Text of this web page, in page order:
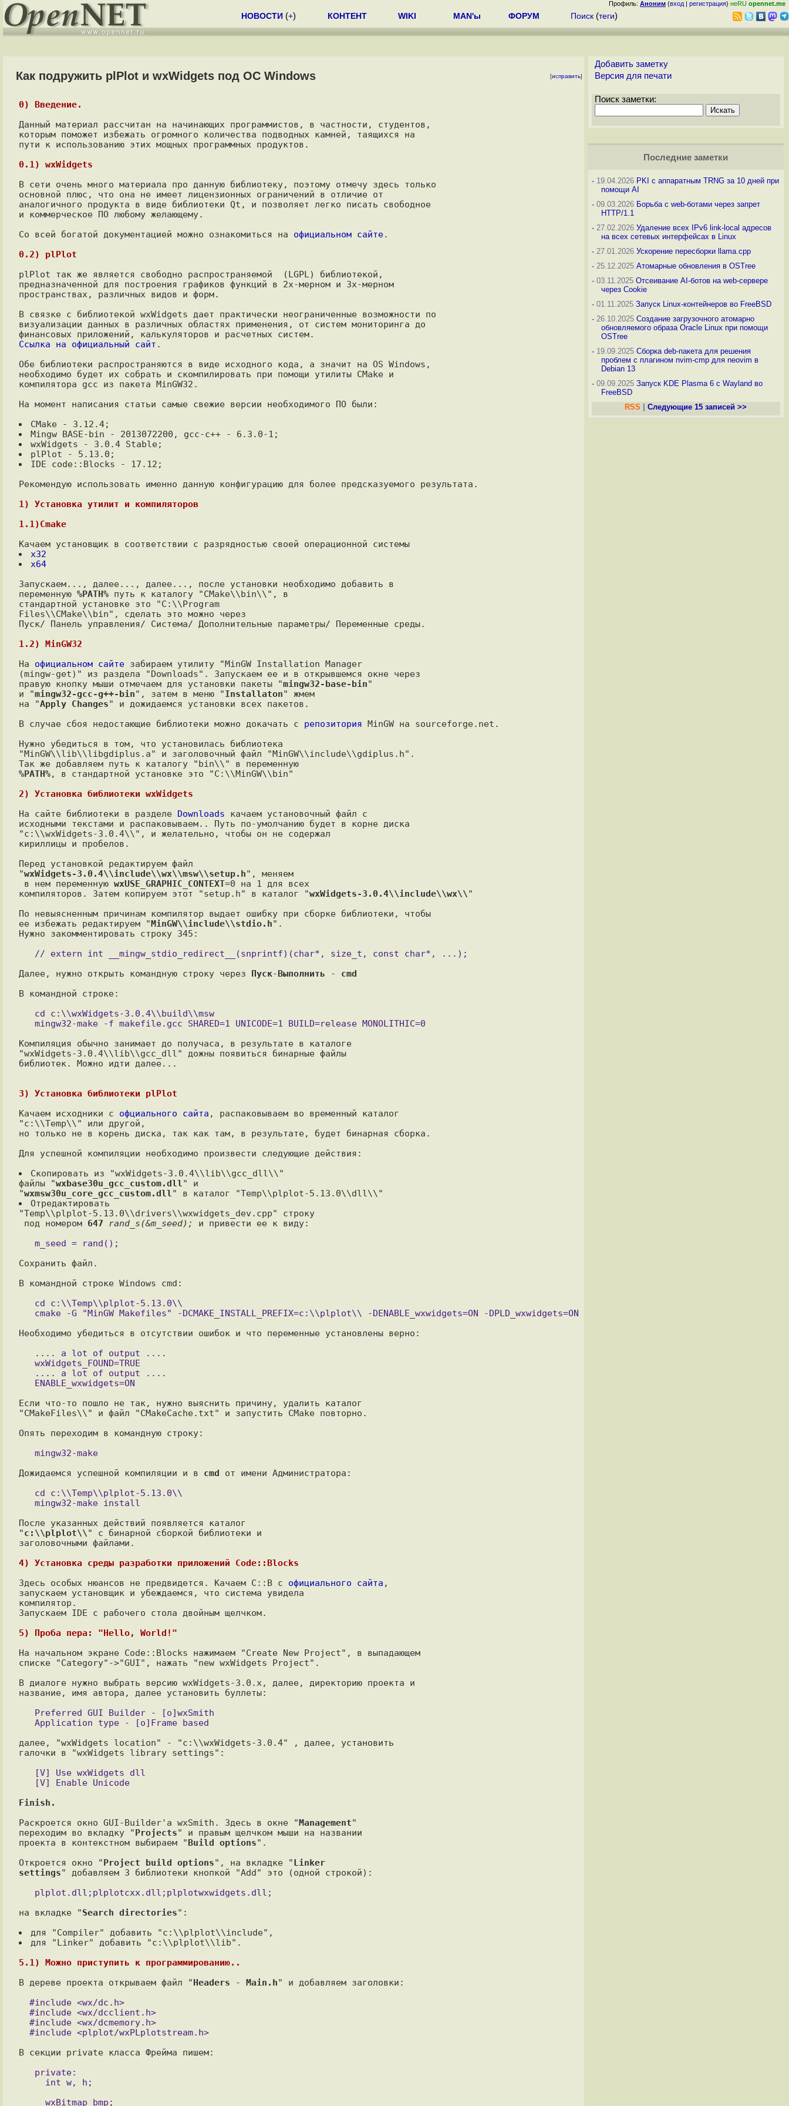
Профиль: Аноним (вход | регистрация) неRU opennet.me
НОВОСТИ (+) КОНТЕНТ WIKI MAN'ы ФОРУМ Поиск (теги)
Как подружить plPlot и wxWidgets под ОС Windows [исправить]
0) Введение.
Данный материал рассчитан на начинающих программистов, в частности, студентов,
которым поможет избежать огромного количества подводных камней, таящихся на
пути к использованию этих мощных программных продуктов.
0.1) wxWidgets
В сети очень много материала про данную библиотеку, поэтому отмечу здесь только
основной плюс, что она не имеет лицензионных ограничений в отличие от
аналогичного продукта в виде библиотеки Qt, и позволяет легко писать свободное
и коммерческое ПО любому желающему.
Со всей богатой документацией можно ознакомиться на официальном сайте.
0.2) plPlot
plPlot так же является свободно распространяемой  (LGPL) библиотекой,
предназначенной для построения графиков функций в 2х-мерном и 3х-мерном
пространствах, различных видов и форм.
В связке с библиотекой wxWidgets дает практически неограниченные возможности по
визуализации данных в различных областях применения, от систем мониторинга до
Ссылка на официальный сайт .
Обе библиотеки распространяются в виде исходного кода, а значит на OS Windows,
необходимо будет их собрать и скомпилировать при помощи утилиты CMake и
компилятора gcc из пакета MinGW32.
На момент написания статьи самые свежие версии необходимого ПО были:
IDE code::Blocks - 17.12;
Рекомендую использовать именно данную конфигурацию для более предсказуемого результата.
1) Установка утилит и компиляторов
1.1)Cmake
x32
x64
Запускаем..., далее..., далее..., после установки необходимо добавить в
переменную %PATH% путь к каталогу "CMake\\bin\\", в
стандартной установке это "C:\\Program
Files\\CMake\\bin", сделать это можно через
Пуск/ Панель управления/ Система/ Дополнительные параметры/ Переменные среды.
1.2) MinGW32
На официальном сайте забираем утилиту "MinGW Installation Manager
(mingw-get)" из раздела "Downloads". Запускаем ее и в открывшемся окне через
правую кнопку мыши отмечаем для установки пакеты "mingw32-base-bin"
и "mingw32-gcc-g++-bin", затем в меню "Installaton" жмем
на "Apply Changes" и дожидаемся установки всех пакетов.
В случае сбоя недостающие библиотеки можно докачать с репозитория MinGW на sourceforge.net.
Нужно убедиться в том, что установилась библиотека
"MinGW\\lib\\libgdiplus.a" и заголовочный файл "MinGW\\include\\gdiplus.h".
Так же добавляем путь к каталогу "bin\\" в переменную
%PATH%, в стандартной установке это "C:\\MinGW\\bin"
2) Установка библиотеки wxWidgets
На сайте библиотеки в разделе Downloads качаем установочный файл с
исходными текстами и распаковываем.. Путь по-умолчанию будет в корне диска
"c:\\wxWidgets-3.0.4\\", и желательно, чтобы он не содержал
кириллицы и пробелов.
Перед установкой редактируем файл
"wxWidgets-3.0.4\\include\\wx\\msw\\setup.h", меняем
в нем переменную wxUSE_GRAPHIC_CONTEXT=0 на 1 для всех
компиляторов. Затем копируем этот "setup.h" в каталог "wxWidgets-3.0.4\\include\\wx\\ "
По невыясненным причинам компилятор выдает ошибку при сборке библиотеки, чтобы
ее избежать редактируем "MinGW\\include\\stdio.h".
Далее, нужно открыть командную строку через Пуск-Выполнить - cmd
В командной строке:
Компиляция обычно занимает до получаса, в результате в каталоге
"wxWidgets-3.0.4\\lib\\gcc_dll" дожны появиться бинарные файлы
библиотек. Можно идти далее...
3) Установка библиотеки plPlot
Качаем исходники с офциального сайта , распаковываем во временный каталог
"c:\\Temp\\" или другой,
но только не в корень диска, так как там, в результате, будет бинарная сборка.
Для успешной компиляции необходимо произвести следующие действия:
Скопировать из "wxWidgets-3.0.4\\lib\\gcc_dll\\"
файлы "wxbase30u_gcc_custom.dll " и
"wxmsw30u_core_gcc_custom.dll
Отредактировать
"Temp\\plplot-5.13.0\\drivers\\wxwidgets_dev.cpp" строку
под номером 647 rand_s(&m_seed);
и привести ее к виду:
Сохранить файл.
В командной строке Windows cmd:
Необходимо убедиться в отсутствии ошибок и что переменные установлены верно:
Если что-то пошло не так, нужно выяснить причину, удалить каталог
"CMakeFiles\\" и файл "CMakeCache.txt" и запустить CMake повторно.
Опять переходим в командную строку:
   mingw32-make
Дожидаемся успешной компиляции и в cmd от имени Администратора:
После указанных действий появляется каталог
"c:\\plplot\\ " c бинарной сборкой библиотеки и
заголовочными файлами.
4) Установка среды разработки приложений Code::Blocks
Здесь особых нюансов не предвидется. Качаем C::B с официального сайта ,
запускаем установщик и убеждаемся, что система увидела
компилятор.
Запускаем IDE с рабочего стола двойным щелчком.
5) Проба пера: "Hello, World!"
На начальном экране Code::Blocks нажимаем "Create New Project", в выпадающем
списке "Category"->"GUI", нажать "new wxWidgets Project".
В диалоге нужно выбрать версию wxWidgets-3.0.x, далее, директорию проекта и
название, имя автора, далее установить буллеты:
далее, "wxWidgets location" - "c:\\wxWidgets-3.0.4" , далее, установить
галочки в "wxWidgets library settings":
   [V] Enable Unicode
Finish.
Раскроется окно GUI-Builder'а wxSmith. Здесь в окне "Management"
переходим во вкладку "Projects" и правым щелчком мыши на названии
проекта в контекстном выбираем "Build options".
Откроется окно "Project build options", на вкладке "Linker
settings" добавляем 3 библиотеки кнопкой "Add" это (одной строкой):
на вкладке "Search directories":
для "Linker" добавить "c:\\plplot\\lib".
5.1) Можно приступить к программированию..
В дереве проекта открываем файл "Headers - Main.h" и добавляем заголовки:
  #include <plplot/wxPLplotstream.h>
В секции private класса Фрейма пишем:
Добавить заметку
Версия для печати
Поиск заметки:
Последние заметки
-19.04.2026 PKI с аппаратным TRNG за 10 дней при
помощи AI
-09.03.2026 Борьба с web-ботами через запрет
HTTP/1.1
-27.02.2026 Удаление всех IPv6 link-local адресов
на всех сетевых интерфейсах в Linux
-27.01.2026 Ускорение пересборки llama.cpp
-25.12.2025 Атомарные обновления в OSTree
-03.11.2025 Отсеивание AI-ботов на web-сервере
через Cookie
-01.11.2025 Запуск Linux-контейнеров во FreeBSD
-26.10.2025 Создание загрузочного атомарно
обновляемого образа Oracle Linux при помощи
OSTree
-19.09.2025 Сборка deb-пакета для решения
проблем с плагином nvim-cmp для neovim в
Debian 13
-09.09.2025 Запуск KDE Plasma 6 с Wayland во
FreeBSD
RSS
Следующие 15 записей >>